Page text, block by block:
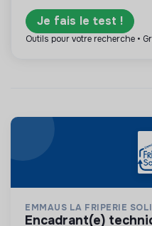
Je fais le test !
Outils pour votre recherche •
EMMAUS LA FRIPERIE
encadrant(e) technique d'atelier de tri